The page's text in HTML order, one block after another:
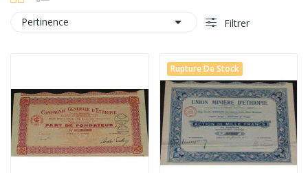
Pertinence  Filtrer
Rupture De Stock